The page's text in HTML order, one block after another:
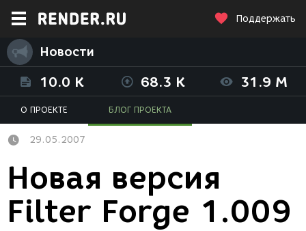
Поддержать
Новости
10.0 K 68.3 K 31.9 M
О ПРОЕКТЕ БЛОГ ПРОЕКТА
29.05.2007
Новая версия
Filter Forge 1.009